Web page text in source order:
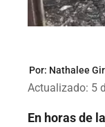
Por: Nathalee
Actualizado: 5
En horas de